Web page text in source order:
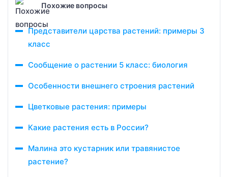
Похожие вопросы
Представители царства растений: примеры 3
класс
Сообщение о растении 5 класс: биология
Особенности внешнего строения растений
Цветковые растения: примеры
Какие растения есть в России?
Малина это кустарник или травянистое
растение?